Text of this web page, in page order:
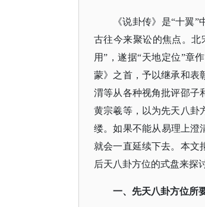
《说卦传》是“十翼”
古往今来聚讼的焦点。北
用”，遂据“天地定位”章
蒙》之首，予以继承和表
渭等从各种视角批评邵子
黄宗羲等，以为先天八卦
缕。如果不能从易理上澄
就会一直延续下去。本文
后天八卦方位的式盘来探
一、先天八卦方位所